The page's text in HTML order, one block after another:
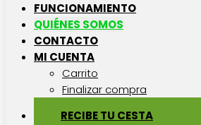
FUNCIONAMIENTO
QUIÉNES SOMOS
CONTACTO
MI CUENTA
Carrito
Finalizar compra
RECIBE TU CESTA